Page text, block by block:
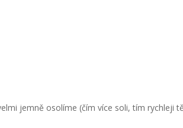
jemně osolíme (čím více soli, tím rychleji